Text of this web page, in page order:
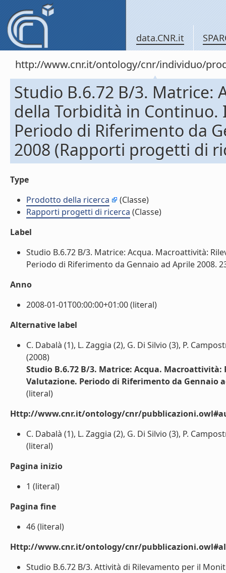
data.CNR.it
http://www.cnr.it/ontology/cnr/individuo/
Studio B.6.72 B/3. Matrice:
della Torbidità in
Periodo di Riferimento da
2008 (Rapporti progetti di
Type
Prodotto della ricerca
(Classe)
Rapporti progetti di ricerca (Classe)
Label
Studio B.6.72 B/3. Matrice: Acqua. Macroattività:
Periodo di Riferimento da Gennaio ad Aprile 2008.
Anno
2008-01-01T00:00:00+01:00 (literal)
Alternative label
C. Dabalà (1), L. Zaggia (2), G. Di Silvio (3), P.
(2008)
Studio B.6.72 B/3. Matrice: Acqua.
Valutazione. Periodo di Riferimento da Gennaio
(literal)
Http://www.cnr.it/ontology/cnr/
C. Dabalà (1), L. Zaggia (2), G. Di Silvio (3), P.
(literal)
Pagina inizio
1 (literal)
Pagina fine
46 (literal)
Http://www.cnr.it/ontology/cnr/
Studio B.6.72 B/3. Attività di Rilevamento per il